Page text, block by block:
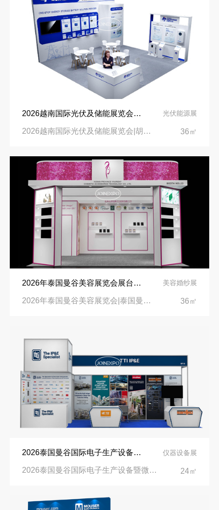
2026越南国际光伏及储能展览会展台设计搭建公司 光伏能源展
2026越南国际光伏及储能展览会|胡志明市SKYEXPO展馆 36㎡
2026年泰国曼谷美容展览会展台设计搭建公司 美容婚纱展
2026年泰国曼谷美容展览会|泰国曼谷诗丽吉王后国家会议中心 36㎡
2026泰国曼谷国际电子生产设备暨微电子展览会展台设计搭建公司 仪器设备展
2026泰国曼谷国际电子生产设备暨微电子展览会|泰国曼谷国际会展中心 24㎡